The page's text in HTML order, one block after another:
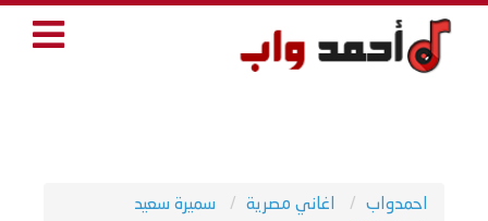
احمدواب اغاني مصرية
سميرة سعيد